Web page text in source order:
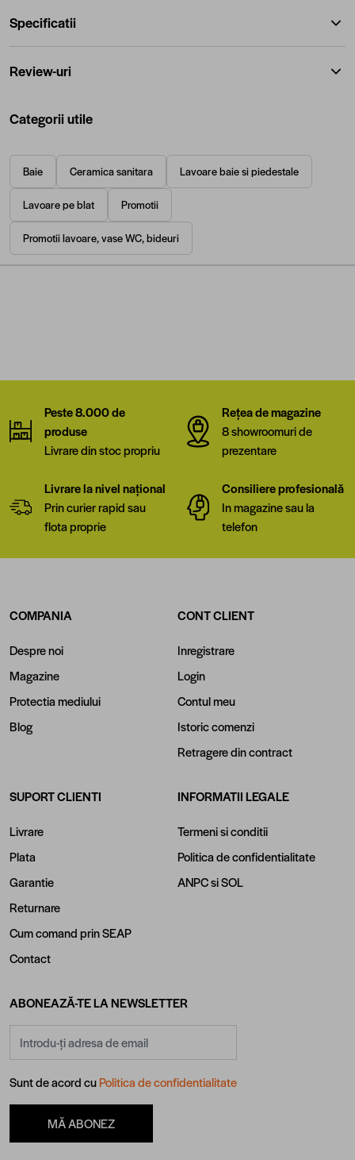
Specificatii
Review-uri
Categorii utile
Baie Ceramica sanitara Lavoare baie si piedestale
Lavoare pe blat Promotii
Promotii lavoare, vase WC, bideuri
Peste 8.000 de
produse
Livrare din stoc propriu
Rețea de magazine
8 showroomuri de
prezentare
Livrare la nivel național
Prin curier rapid sau
flota proprie
Consiliere profesională
In magazine sau la
telefon
COMPANIA
Despre noi
Magazine
Protectia mediului
Blog
CONT CLIENT
Inregistrare
Login
Contul meu
Istoric comenzi
Retragere din contract
SUPORT CLIENTI
Livrare
Plata
Garantie
Returnare
Cum comand prin SEAP
Contact
INFORMATII LEGALE
Termeni si conditii
Politica de confidentialitate
ANPCsiSOL
ABONEAZĂ-TE LA NEWSLETTER
Sunt de acord cuPolitica de confidentialitate
MĂ ABONEZ